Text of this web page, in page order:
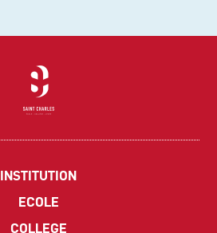
INSTITUTION
ECOLE
COLLEGE